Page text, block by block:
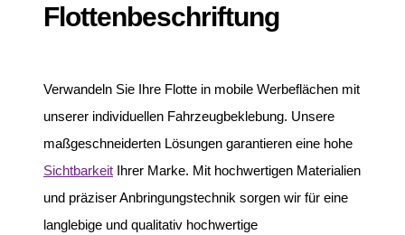
Flottenbeschriftung
Verwandeln Sie Ihre Flotte in mobile Werbeflächen mit
unserer individuellen Fahrzeugbeklebung. Unsere
maßgeschneiderten Lösungen garantieren eine hohe
Sichtbarkeit Ihrer Marke. Mit hochwertigen Materialien
und präziser Anbringungstechnik sorgen wir für eine
langlebige und qualitativ hochwertige